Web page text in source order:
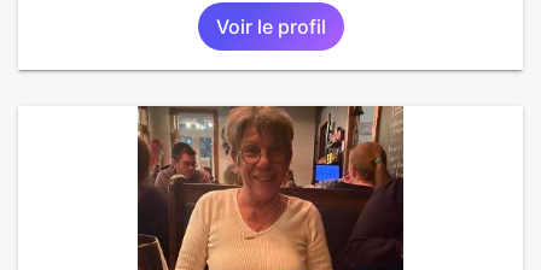
Voir le profil